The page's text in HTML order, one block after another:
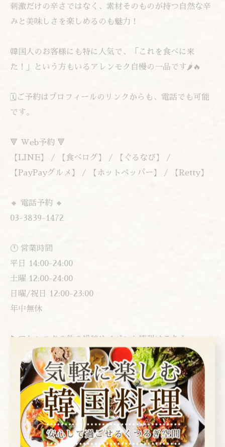
刺激だけの辛さではなく、素材そのものが持つ自然な辛
みと美味しさを楽しめるのも魅力！
韓国人のお客様にも特に人気で、「これを食べに来
た！」という方もいるアレンモク自慢の一品です🌶️🔥
🗓️ご予約はプロフィールのリンクからも、電話でも可能
です。
🔻 Web予約 🔻
【LINE】 / 【食べログ】 / 【ぐるなび】 /
【PayPayグルメ】 / 【ホットペッパー】 / 【Retty】
🔸 電話予約 🔸
03-3839-1472
🕛 営業時間
平日 14:00-24:00
土曜 12:00-24:00
日曜/祝日 12:00-23:00
年中無休
▶︎アレンモクの他の投稿やイベント情報はこちら
@arenmoku
#韓国料理 #上野 #上野公園 #上野動物園 #上野グルメ